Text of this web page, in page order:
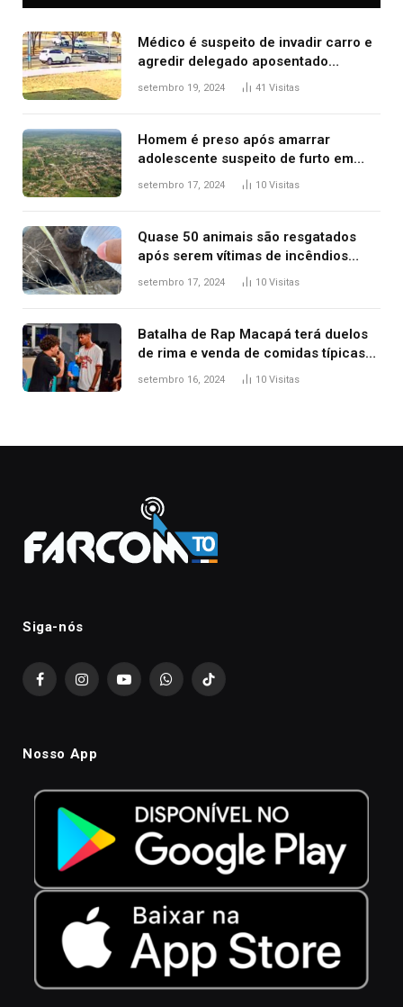
Médico é suspeito de invadir carro e
agredir delegado aposentado
durante confusão no trânsito
setembro 19, 2024 41 Visitas
Homem é preso após amarrar
adolescente suspeito de furto em
estaca de cerca e agredi-lo
setembro 17, 2024 10 Visitas
Quase 50 animais são resgatados
após serem vítimas de incêndios
florestais no Tocantins
setembro 17, 2024 10 Visitas
Batalha de Rap Macapá terá duelos
de rima e venda de comidas típicas
no Mercado Central
setembro 16, 2024 10 Visitas
Siga-nós
FacebookInstagramYouTubeWhatsAppTikTok
Nosso App